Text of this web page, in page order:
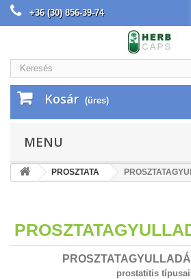
+36 (30) 856-39-74 |INGYENES
Kosár (üres)
MENU
PROSZTATA
prostatitis típusai